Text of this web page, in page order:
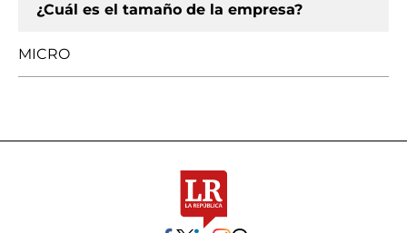
¿Cuál es el tamaño de la empresa?
MICRO